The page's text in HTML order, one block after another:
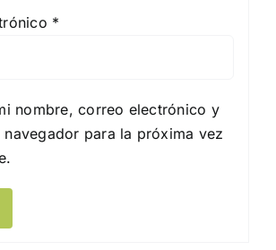
*
nombre, correo electrónico y
navegador para la próxima vez